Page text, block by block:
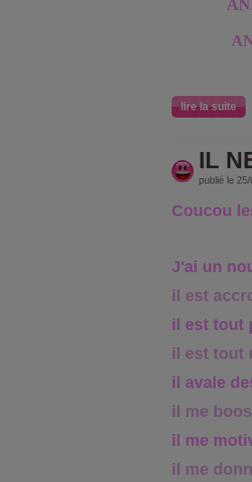
lire la suite
IL
publié le
Coucou
J'ai un
il est
il est tout
il est tout
il avale
il me
il me
il me